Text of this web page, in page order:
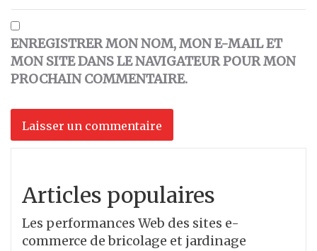
ENREGISTRER MON NOM, MON E-MAIL ET
MON SITE DANS LE NAVIGATEUR POUR MON
PROCHAIN COMMENTAIRE.
Articles populaires
Les performances Web des sites e-
commerce de bricolage et jardinage